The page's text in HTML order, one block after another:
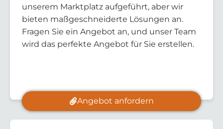
unserem Marktplatz aufgeführt, aber wir
bieten maßgeschneiderte Lösungen an.
Fragen Sie ein Angebot an, und unser Team
wird das perfekte Angebot für Sie erstellen.
Angebot anfordern